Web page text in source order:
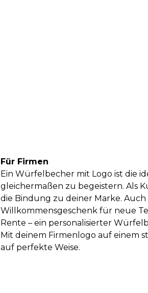
Für Firmen
Ein Würfelbecher mit Logo ist die
gleichermaßen zu begeistern. Als
die Bindung zu deiner Marke.
Willkommensgeschenk für neue
Rente – ein personalisierter
Mit deinem Firmenlogo auf einem
auf perfekte Weise.